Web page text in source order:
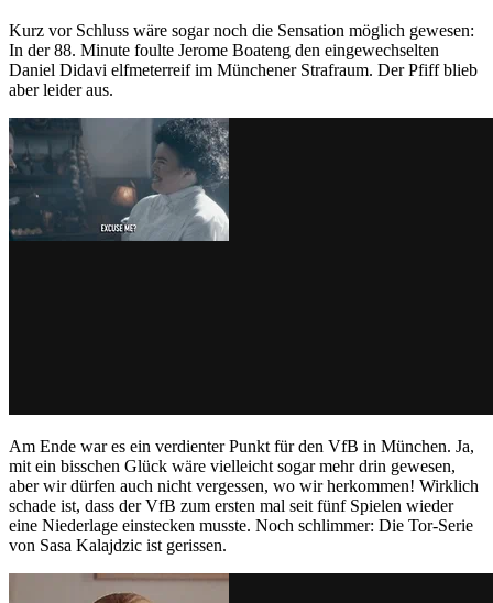
Kurz vor Schluss wäre sogar noch die Sensation möglich gewesen:
In der 88. Minute foulte Jerome Boateng den eingewechselten
Daniel Didavi elfmeterreif im Münchener Strafraum. Der Pfiff blieb
aber leider aus.
Am Ende war es ein verdienter Punkt für den VfB in München. Ja,
mit ein bisschen Glück wäre vielleicht sogar mehr drin gewesen,
aber wir dürfen auch nicht vergessen, wo wir herkommen! Wirklich
schade ist, dass der VfB zum ersten mal seit fünf Spielen wieder
eine Niederlage einstecken musste. Noch schlimmer: Die Tor-Serie
von Sasa Kalajdzic ist gerissen.